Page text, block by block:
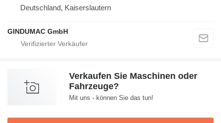
Deutschland, Kaiserslautern
GINDUMAC GmbH
Verkaufen Sie Maschinen oder
Fahrzeuge?
Mit uns - können Sie das tun!